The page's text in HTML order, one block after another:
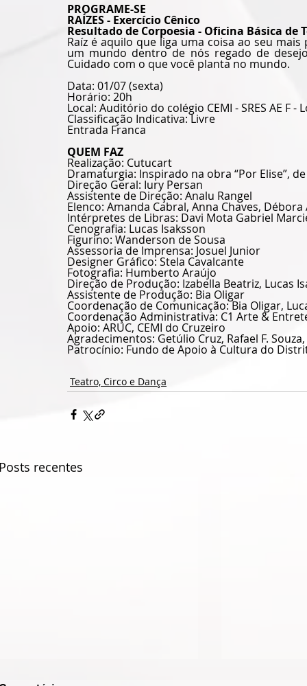
PROGRAME-SE
RAÍZES - Exercício Cênico
Resultado de Corpoesia - Oficina Básica de
Raíz é aquilo que liga uma coisa ao seu
um mundo dentro de nós regado de
Cuidado com o que você planta no mundo.
Data: 01/07 (sexta)
Horário: 20h
Local: Auditório do colégio CEMI - SRES AE F
Classificação Indicativa: Livre
Entrada Franca
QUEM FAZ
Realização: Cutucart
Dramaturgia: Inspirado na obra “Por Elise”,
Direção Geral: Iury Persan
Assistente de Direção: Analu Rangel
Elenco: Amanda Cabral, Anna Chaves,
Intérpretes de Libras: Davi Mota Gabriel
Cenografia: Lucas Isaksson
Figurino: Wanderson de Sousa
Assessoria de Imprensa: Josuel Junior
Designer Gráfico: Stela Cavalcante
Fotografia: Humberto Araújo
Direção de Produção: Izabella Beatriz, Lucas
Assistente de Produção: Bia Oligar
Coordenação de Comunicação: Bia Oligar,
Coordenação Administrativa: C1 Arte &
Apoio: ARUC, CEMI do Cruzeiro
Agradecimentos: Getúlio Cruz, Rafael F.
Patrocínio: Fundo de Apoio à Cultura do
Teatro, Circo e Dança
recentes